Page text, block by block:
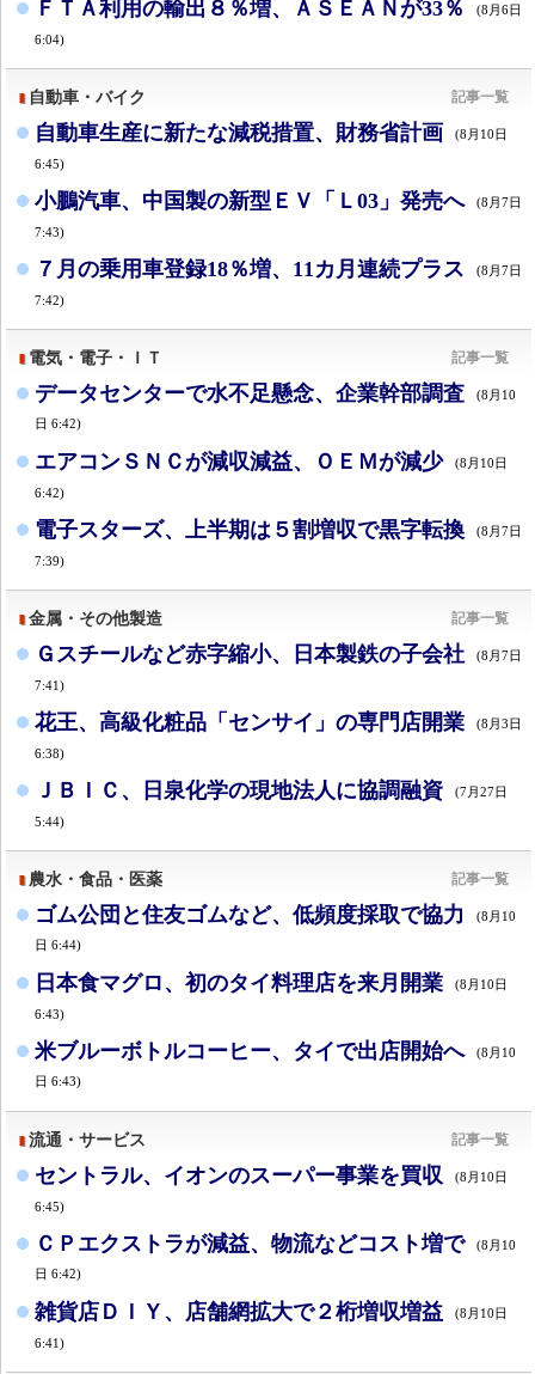
ＦＴＡ利用の輸出８％増、ＡＳＥＡＮが33％ (8月6日
6:04)
自動車・バイク 記事一覧
自動車生産に新たな減税措置、財務省計画 (8月10日
6:45)
小鵬汽車、中国製の新型ＥＶ「Ｌ03」発売へ (8月7日
7:43)
７月の乗用車登録18％増、11カ月連続プラス (8月7日
7:42)
電気・電子・ＩＴ 記事一覧
データセンターで水不足懸念、企業幹部調査
(8月10
日 6:42)
エアコンＳＮＣが減収減益、ＯＥＭが減少 (8月10日
6:42)
電子スターズ、上半期は５割増収で黒字転換 (8月7日
7:39)
金属・その他製造 記事一覧
Ｇスチールなど赤字縮小、日本製鉄の子会社 (8月7日
7:41)
花王、高級化粧品「センサイ」の専門店開業 (8月3日
6:38)
ＪＢＩＣ、日泉化学の現地法人に協調融資 (7月27日
5:44)
農水・食品・医薬 記事一覧
ゴム公団と住友ゴムなど、低頻度採取で協力
(8月10
日 6:44)
日本食マグロ、初のタイ料理店を来月開業 (8月10日
6:43)
米ブルーボトルコーヒー、タイで出店開始へ
(8月10
日 6:43)
流通・サービス 記事一覧
セントラル、イオンのスーパー事業を買収 (8月10日
6:45)
ＣＰエクストラが減益、物流などコスト増で
(8月10
日 6:42)
雑貨店ＤＩＹ、店舗網拡大で２桁増収増益 (8月10日
6:41)